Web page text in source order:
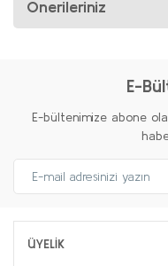
Önerileriniz
E-
E-bültenimize abone
ÜYELİK